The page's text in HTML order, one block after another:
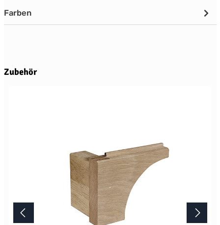
Farben
Produktgalerie überspringen
Zubehör